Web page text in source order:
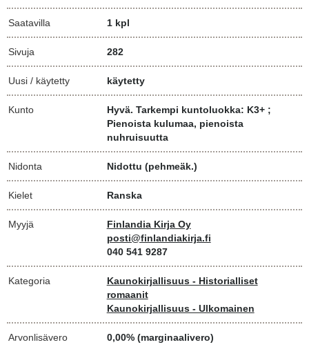
Saatavilla 1 kpl
Sivuja 282
Uusi / käytetty käytetty
Kunto
Hyvä. Tarkempi kuntoluokka: K3+ ;
Pienoista kulumaa, pienoista
nuhruisuutta
Nidonta Nidottu (pehmeäk.)
Kielet Ranska
Myyjä
Finlandia Kirja Oy
posti@finlandiakirja.fi
040 541 9287
Kategoria
Kaunokirjallisuus - Historialliset
romaanit
Kaunokirjallisuus - Ulkomainen
Arvonlisävero 0,00% (marginaalivero)